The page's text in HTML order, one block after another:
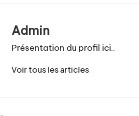
Admin
Présentation du profil ici..
Voir tous les articles